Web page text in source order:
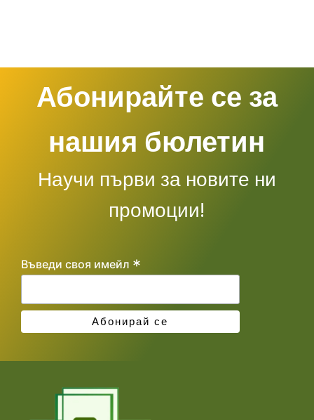
Абонирайте се за
нашия бюлетин
Научи първи за новите ни
промоции!
Въведи своя имейл *